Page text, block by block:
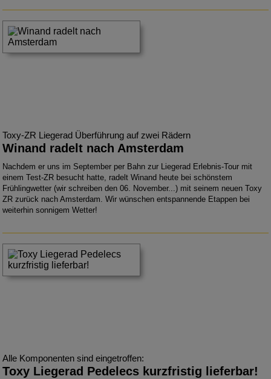
Toxy-ZR Liegerad Überführung auf zwei Rädern
Winand radelt nach Amsterdam
Nachdem er uns im September per Bahn zur Liegerad Erlebnis-Tour mit
einem Test-ZR besucht hatte, radelt Winand heute bei schönstem
Frühlingwetter (wir schreiben den 06. November...) mit seinem neuen Toxy
ZR zurück nach Amsterdam. Wir wünschen entspannende Etappen bei
weiterhin sonnigem Wetter!
Alle Komponenten sind eingetroffen:
Toxy Liegerad Pedelecs kurzfristig lieferbar!